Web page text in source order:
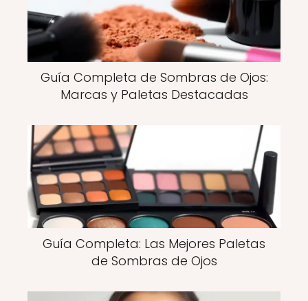
Guía Completa de Sombras de Ojos:
Marcas y Paletas Destacadas
Guía Completa: Las Mejores Paletas
de Sombras de Ojos